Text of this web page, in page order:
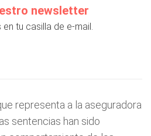
newsletter
tu casilla de e-mail.
representa a la aseguradora
sentencias han sido